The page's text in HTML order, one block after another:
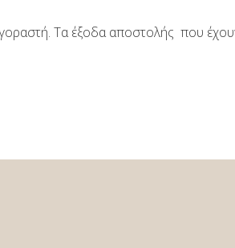
Τα έξοδα αποστολής που